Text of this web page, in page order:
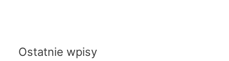
Ostatnie wpisy